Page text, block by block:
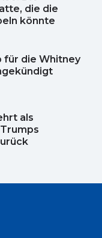
die die
könnte
für die Whitney
als